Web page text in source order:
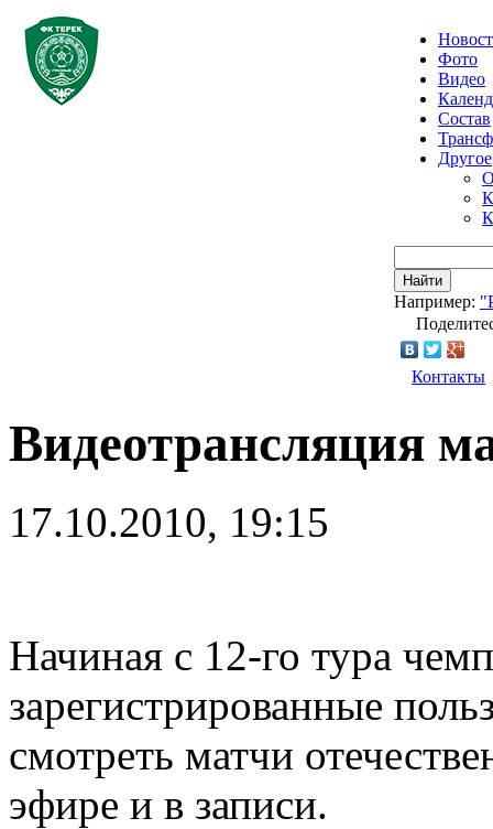
Фото
Видео
Состав
Другое
Найти
Например:
Контакты
Видеотрансляция
17.10.2010, 19:15
Начиная с 12-го тура
зарегистрированные
смотреть матчи
эфире и в записи.